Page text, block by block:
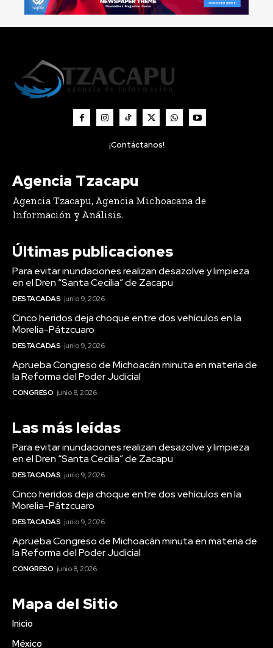
¡Contáctanos!
Agencia Tzacapu
Agencia Tzacapu, Agencia Michoacana de
Información y Análisis.
Últimas publicaciones
Para evitar inundaciones realizan desazolve y limpieza
en el Dren “Santa Cecilia” de Zacapu
DESTACADAS junio 9, 2026
Cinco heridos deja choque entre dos vehículos en la
Morelia-Pátzcuaro
DESTACADAS junio 9, 2026
Aprueba Congreso de Michoacán minuta en materia de
la Reforma del Poder Judicial
CONGRESO junio 8, 2026
Las más leídas
Para evitar inundaciones realizan desazolve y limpieza
en el Dren “Santa Cecilia” de Zacapu
DESTACADAS junio 9, 2026
Cinco heridos deja choque entre dos vehículos en la
Morelia-Pátzcuaro
DESTACADAS junio 9, 2026
Aprueba Congreso de Michoacán minuta en materia de
la Reforma del Poder Judicial
CONGRESO junio 8, 2026
Mapa del Sitio
Inicio
México